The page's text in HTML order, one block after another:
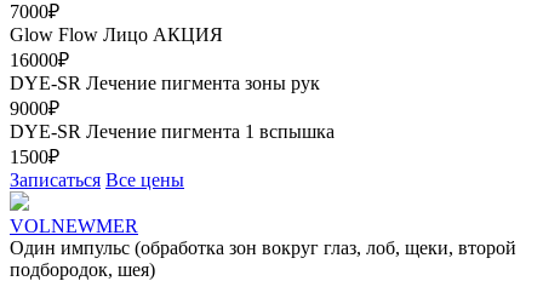
7000₽
Glow Flow Лицо АКЦИЯ
16000₽
DYE-SR Лечение пигмента зоны рук
9000₽
DYE-SR Лечение пигмента 1 вспышка
1500₽
Записаться Все цены
VOLNEWMER
Один импульс (обработка зон вокруг глаз, лоб, щеки, второй
подбородок, шея)